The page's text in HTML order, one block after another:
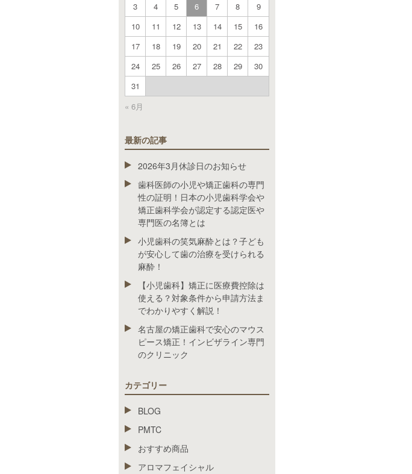
« 6月
3
4 5 6 7 8
9
10
11 12 13 14 15
16
17
18 19 20 21 22
23
24
25 26 27 28 29
30
31
最新の記事
2026年3月休診日のお知らせ
歯科医師の小児や矯正歯科の専門
性の証明！日本の小児歯科学会や
矯正歯科学会が認定する認定医や
専門医の名簿とは
小児歯科の笑気麻酔とは？子ども
が安心して歯の治療を受けられる
麻酔！
【小児歯科】矯正に医療費控除は
使える？対象条件から申請方法ま
でわかりやすく解説！
名古屋の矯正歯科で安心のマウス
ピース矯正！インビザライン専門
のクリニック
カテゴリー
BLOG
PMTC
おすすめ商品
アロマフェイシャル